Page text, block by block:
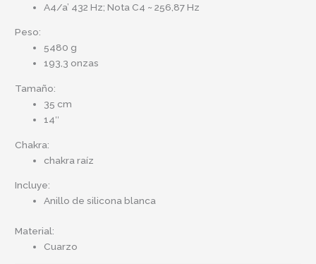
A4/a’ 432 Hz; Nota C4 ~ 256,87 Hz
Peso:
5480 g
193,3 onzas
Tamaño:
35 cm
14″
Chakra:
chakra raíz
Incluye:
Anillo de silicona blanca
Material:
Cuarzo